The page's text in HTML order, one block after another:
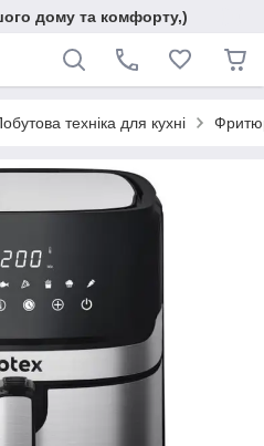
дому та комфорту,)
техніка для кухні